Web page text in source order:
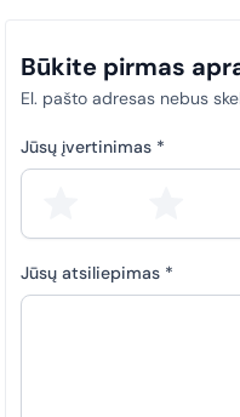
Būkite pirmas
El. pašto adresas nebus
Jūsų įvertinimas *
Jūsų atsiliepimas *